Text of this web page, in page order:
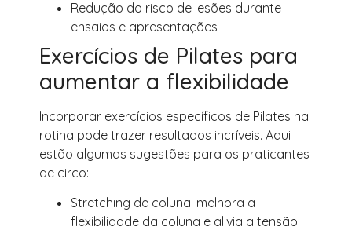
Redução do risco de lesões durante
ensaios e apresentações
Exercícios de Pilates para
aumentar a flexibilidade
Incorporar exercícios específicos de Pilates na
rotina pode trazer resultados incríveis. Aqui
estão algumas sugestões para os praticantes
de circo:
Stretching de coluna: melhora a
flexibilidade da coluna e alivia a tensão